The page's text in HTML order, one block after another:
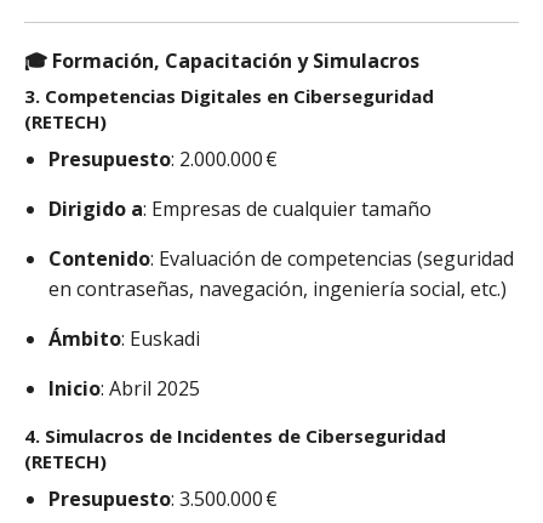
🎓 Formación, Capacitación y Simulacros
3. Competencias Digitales en Ciberseguridad
(RETECH)
Presupuesto: 2.000.000 €
Dirigido a: Empresas de cualquier tamaño
Contenido: Evaluación de competencias (seguridad
en contraseñas, navegación, ingeniería social, etc.)
Ámbito: Euskadi
Inicio: Abril 2025
4. Simulacros de Incidentes de Ciberseguridad
(RETECH)
Presupuesto: 3.500.000 €